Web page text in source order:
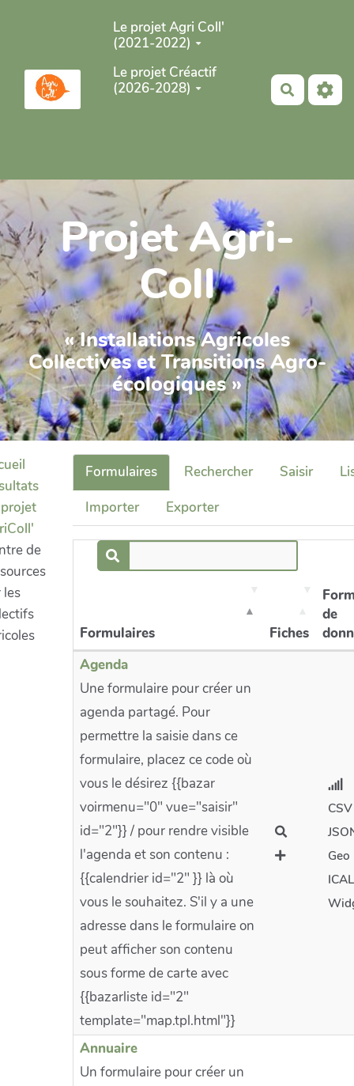
Aller au contenu principalLe projet Agri Coll'
(2021-2022)
Le projet Créactif
(2026-2028)
Projet Agri-
Coll
« Installations Agricoles
Collectives et Transitions Agro-
écologiques »
de
les
Formulaires Rechercher Saisir
Importer
Exporter
Formulaires Fiches
de
Agenda
Une formulaire pour créer un
agenda partagé. Pour
permettre la saisie dans ce
formulaire, placez ce code où
vous le désirez {{bazar
voirmenu="0" vue="saisir"
id="2"}} / pour rendre visible
l'agenda et son contenu :
{{calendrier id="2" }} là où
vous le souhaitez. S'il y a une
adresse dans le formulaire on
peut afficher son contenu
sous forme de carte avec
{{bazarliste id="2"
template="map.tpl.html"}}
CSV
Geo
ICAL
Annuaire
Un formulaire pour créer un